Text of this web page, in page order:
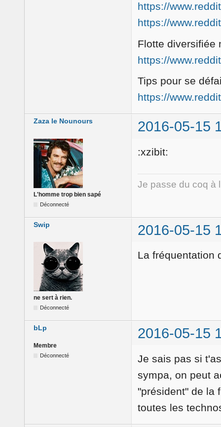
https://
https://
Flotte diversifiée
https://
Tips pour se
https://
Zaza le Nounours 2016-05-15
L'homme trop bien sapé
Déconnecté
:xzibit:
Je passe du coq à
Swip 2016-05-15
ne sert à rien.
Déconnecté
La fréquentation
bLp 2016-05-15
Membre
Déconnecté
Je sais pas si
sympa, on peut
"président" de la
toutes les